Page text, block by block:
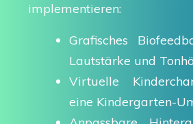
implementieren:
Grafisches
Lautstärke und
Virtuelle
eine Kindergarten-